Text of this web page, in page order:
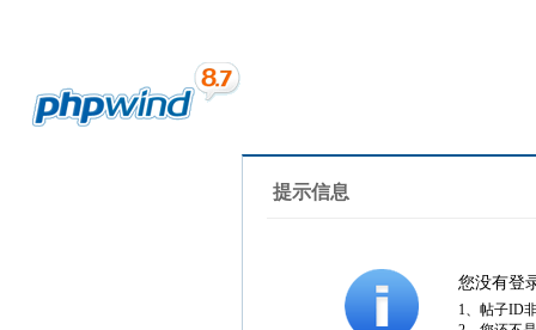
提示信息
您没有登
1、帖子ID